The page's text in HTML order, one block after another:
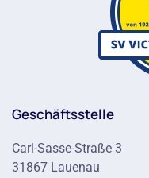
Geschäftsstelle
Carl-Sasse-Straße 3
31867 Lauenau